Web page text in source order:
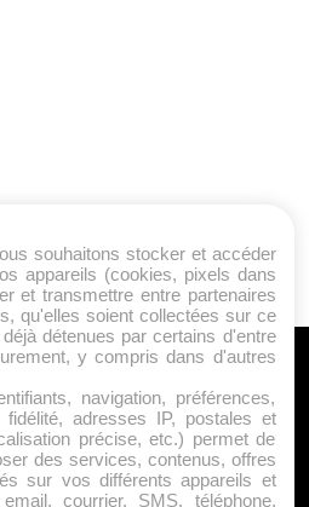
nous ?
Légales
Publicité
de Cookies
souhaitons stocker et accéder
appareils (cookies, pixels dans
et transmettre entre partenaires
qu'elles soient collectées sur ce
détenues par certains d'entre
y compris dans d'autres
navigation, préférences,
adresses IP, postales et
précise, etc.) permet de
des services, contenus, offres
sur vos différents appareils et
courrier, SMS, téléphone,